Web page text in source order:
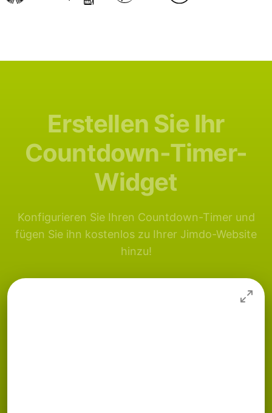
Erstellen Sie Ihr
Countdown-Timer-
Widget
Konfigurieren Sie Ihren Countdown-Timer und
fügen Sie ihn kostenlos zu Ihrer Jimdo-Website
hinzu!